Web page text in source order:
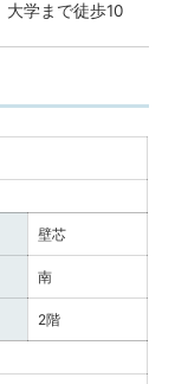
大学まで徒歩10
壁芯
南
2階